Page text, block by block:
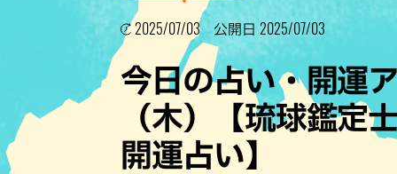
ステー
その他
2025/07/03 公開日 2025/07/03
今日の占い・開運
（木）【琉球鑑定
開運占い】